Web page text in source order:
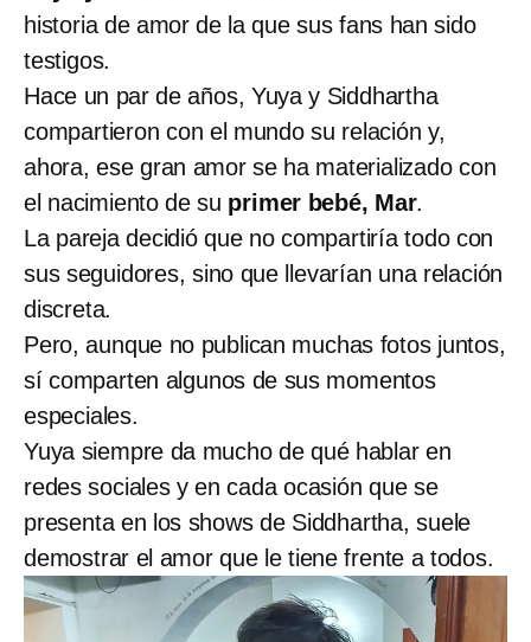
historia de amor de la que sus fans han sido
testigos.
Hace un par de años, Yuya y Siddhartha
compartieron con el mundo su relación y,
ahora, ese gran amor se ha materializado con
el nacimiento de su primer bebé, Mar.
La pareja decidió que no compartiría todo con
sus seguidores, sino que llevarían una relación
discreta.
Pero, aunque no publican muchas fotos juntos,
sí comparten algunos de sus momentos
especiales.
Yuya siempre da mucho de qué hablar en
redes sociales y en cada ocasión que se
presenta en los shows de Siddhartha, suele
demostrar el amor que le tiene frente a todos.